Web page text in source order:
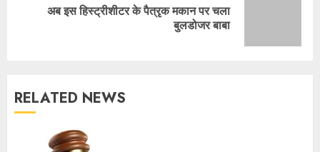
Nextअब इस हिस्ट्रीशीटर के पैत्रृक मकान पर चला
बुलडोजर बाबा
RELATED NEWS